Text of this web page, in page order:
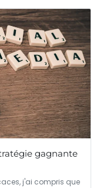
gagnante
j'ai compris que